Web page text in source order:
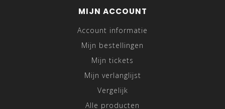
MIJN ACCOUNT
Account informatie
Mijn bestellingen
Mijn tickets
Mijn verlanglijst
Vergelijk
Alle producten